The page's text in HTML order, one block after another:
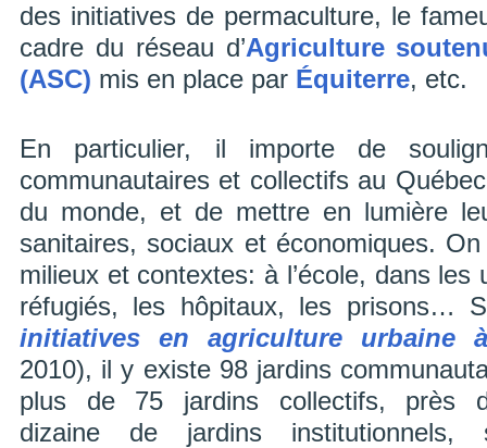
des initiatives de permaculture, le
cadre du réseau d’Agriculture
(ASC) mis en place par Équiterre, etc.
En particulier, il importe de
communautaires et collectifs au
du monde, et de mettre en lumière
sanitaires, sociaux et économiques.
milieux et contextes: à l’école, dans
réfugiés, les hôpitaux, les prisons…
initiatives en agriculture urbaine
2010), il y existe 98 jardins
plus de 75 jardins collectifs, près
dizaine de jardins institutionnels,